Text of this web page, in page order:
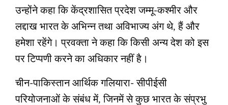
उन्होंने कहा कि केंद्रशासित प्रदेश जम्मू-कश्मीर और
लद्दाख भारत के अभिन्न तथा अविभाज्य अंग थे, हैं और
हमेशा रहेंगे। प्रवक्ता ने कहा कि किसी अन्य देश को इस
पर टिप्पणी करने का अधिकार नहीं है।
चीन-पाकिस्तान आर्थिक गलियारा- सीपीईसी
परियोजनाओं के संबंध में, जिनमें से कुछ भारत के संप्रभु